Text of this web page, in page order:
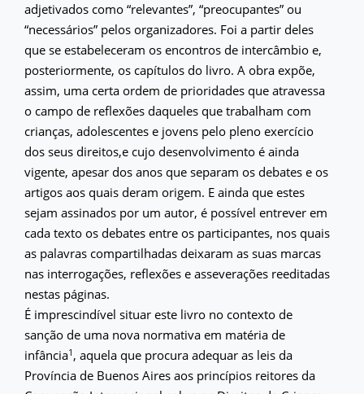
adjetivados como “relevantes”, “preocupantes” ou
“necessários” pelos organizadores. Foi a partir deles
que se estabeleceram os encontros de intercâmbio e,
posteriormente, os capítulos do livro. A obra expõe,
assim, uma certa ordem de prioridades que atravessa
o campo de reflexões daqueles que trabalham com
crianças, adolescentes e jovens pelo pleno exercício
dos seus direitos,e cujo desenvolvimento é ainda
vigente, apesar dos anos que separam os debates e os
artigos aos quais deram origem. E ainda que estes
sejam assinados por um autor, é possível entrever em
cada texto os debates entre os participantes, nos quais
as palavras compartilhadas deixaram as suas marcas
nas interrogações, reflexões e asseverações reeditadas
nestas páginas.
É imprescindível situar este livro no contexto de
sanção de uma nova normativa em matéria de
infância1 , aquela que procura adequar as leis da
Província de Buenos Aires aos princípios reitores da